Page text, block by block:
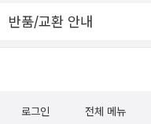
알리사가 제롬을 자꾸 거부
지는 맨날 쓰는 거 있죠?
한 태도의 그녀가 요구하는
반품/교환 안내
로그인 전체 메뉴